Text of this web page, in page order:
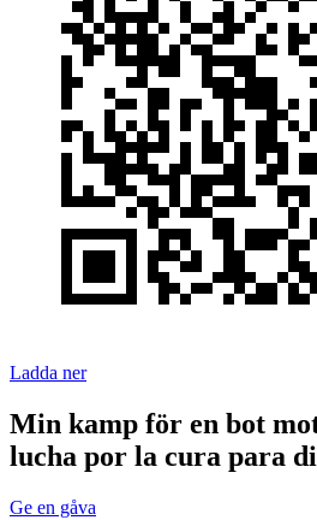
Ladda ner
Min kamp för en bot
lucha por la cura para
Ge en gåva